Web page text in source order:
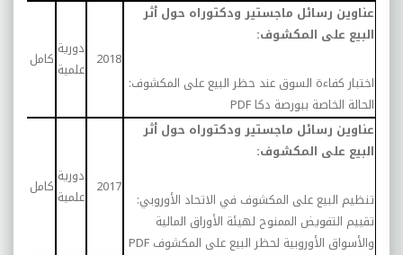
عناوين رسائل ماجستير ودكتوراه حول أثر
البيع على المكشوف:
اختبار كفاءة السوق عند حظر البيع على المكشوف:
الحالة الخاصة ببورصة دكا PDF
2018 دورية
علمية كامل
عناوين رسائل ماجستير ودكتوراه حول أثر
البيع على المكشوف:
تنظيم البيع على المكشوف في الاتحاد الأوروبي:
تقييم التفويض الممنوح لهيئة الأوراق المالية
والأسواق الأوروبية لحظر البيع على المكشوف PDF
2017 دورية
علمية كامل